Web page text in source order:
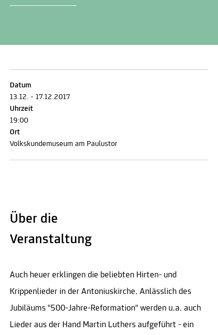
Datum
13.12. - 17.12.2017
Uhrzeit
19:00
Ort
Volkskundemuseum am Paulustor
Über die
Veranstaltung
Auch heuer erklingen die beliebten Hirten- und
Krippenlieder in der Antoniuskirche. Anlässlich des
Jubiläums "500-Jahre-Reformation" werden u.a. auch
Lieder aus der Hand Martin Luthers aufgeführt - ein